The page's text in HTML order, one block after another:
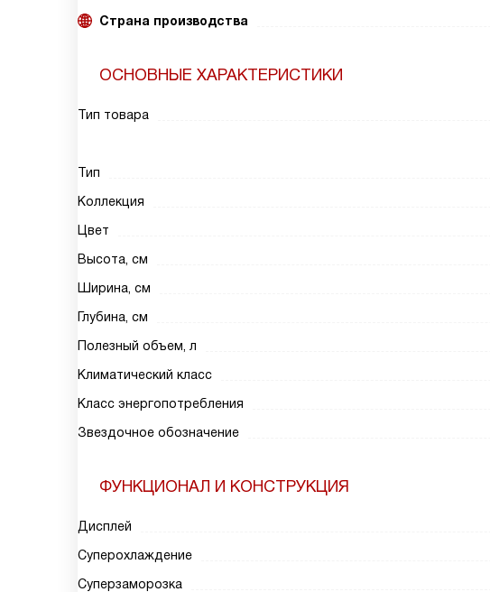
Страна производства
ОСНОВНЫЕ ХАРАКТЕРИСТИКИ
Тип товара
Тип
Коллекция
Цвет
Высота, см
Ширина, см
Глубина, см
Полезный объем, л
Климатический класс
Класс энергопотребления
Звездочное обозначение
ФУНКЦИОНАЛ И КОНСТРУКЦИЯ
Дисплей
Суперохлаждение
Суперзаморозка